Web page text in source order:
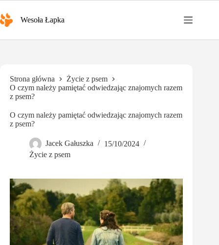
do
treści
Wesoła Łapka
Strona główna
Życie z psem
O czym należy pamiętać odwiedzając znajomych razem
z psem?
O czym należy pamiętać odwiedzając znajomych razem
z psem?
Jacek Gałuszka
15/10/2024
Życie z psem